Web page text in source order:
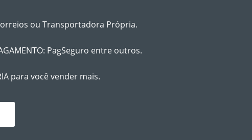
ou Transportadora Própria.
PagSeguro entre outros.
para você vender mais.